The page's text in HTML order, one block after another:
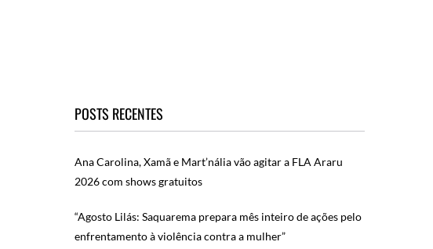
POSTS RECENTES
Ana Carolina, Xamã e Mart’nália vão agitar a FLA Araru
2026 com shows gratuitos
“Agosto Lilás: Saquarema prepara mês inteiro de ações pelo
enfrentamento à violência contra a mulher”